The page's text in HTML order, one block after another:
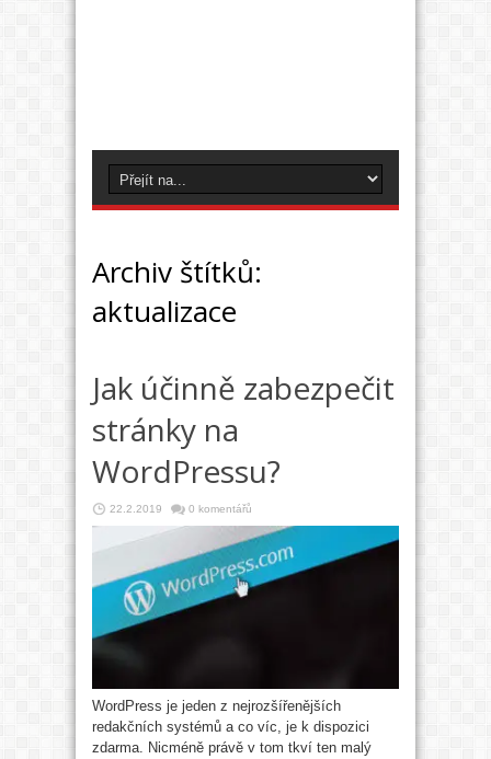
Archiv štítků:
aktualizace
Jak účinně zabezpečit
stránky na
WordPressu?
22.2.2019 0 komentářů
WordPress je jeden z nejrozšířenějších
redakčních systémů a co víc, je k dispozici
zdarma. Nicméně právě v tom tkví ten malý